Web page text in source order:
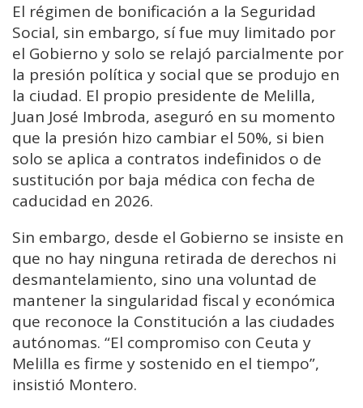
El régimen de bonificación a la Seguridad
Social, sin embargo, sí fue muy limitado por
el Gobierno y solo se relajó parcialmente por
la presión política y social que se produjo en
la ciudad. El propio presidente de Melilla,
Juan José Imbroda, aseguró en su momento
que la presión hizo cambiar el 50%, si bien
solo se aplica a contratos indefinidos o de
sustitución por baja médica con fecha de
caducidad en 2026.
Sin embargo, desde el Gobierno se insiste en
que no hay ninguna retirada de derechos ni
desmantelamiento, sino una voluntad de
mantener la singularidad fiscal y económica
que reconoce la Constitución a las ciudades
autónomas. “El compromiso con Ceuta y
Melilla es firme y sostenido en el tiempo”,
insistió Montero.